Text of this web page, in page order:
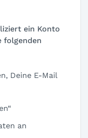
ein Konto
folgenden
Deine E-Mail
an